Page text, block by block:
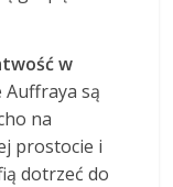
w
Auffraya są
na
prostocie i
dotrzeć do